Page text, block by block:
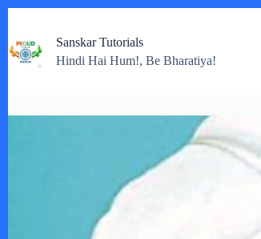
content
Sanskar Tutorials
Hindi Hai Hum!, Be Bharatiya!